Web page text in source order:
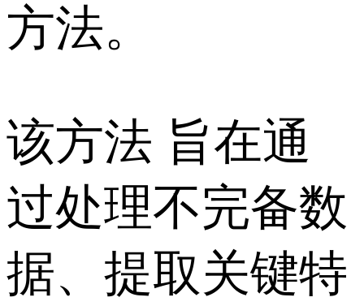
方法。
该方法 旨在通
过处理不完备数
据、提取关键特